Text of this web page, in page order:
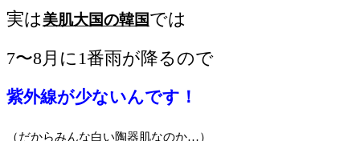
実は美肌大国の韓国では
7〜8月に1番雨が降るので
紫外線が少ないんです！
（だからみんな白い陶器肌なのか…）